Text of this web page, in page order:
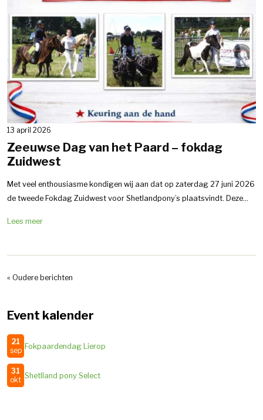
13 april 2026
Zeeuwse Dag van het Paard – fokdag
Zuidwest
Met veel enthousiasme kondigen wij aan dat op zaterdag 27 juni 2026
de tweede Fokdag Zuidwest voor Shetlandpony’s plaatsvindt. Deze...
Lees meer
« Oudere berichten
Event kalender
21
sep Fokpaardendag Lierop
31
okt Shetlland pony Select